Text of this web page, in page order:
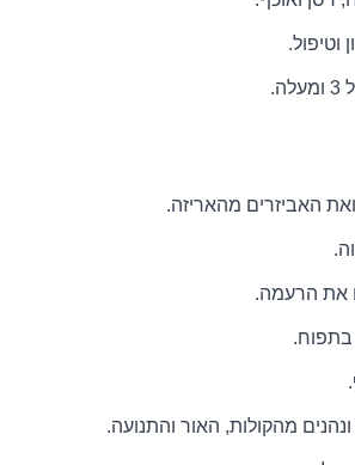
וטיפול.
האביזרים מהאריזה.
את הרעמה.
בתפוח.
מהקולות, האור והתנועה.